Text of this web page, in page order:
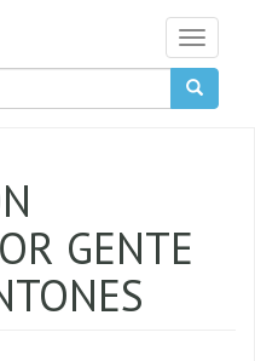
Toggle
GENTE